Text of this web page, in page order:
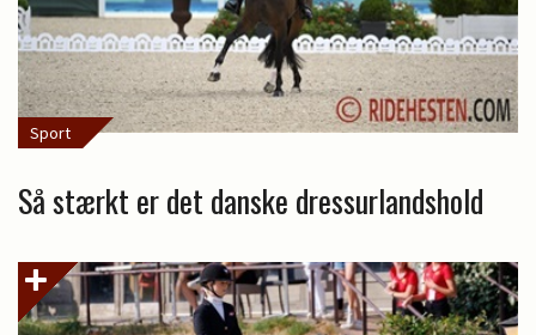
Sport
Så stærkt er det danske dressurlandshold